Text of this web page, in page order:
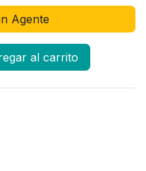
Agente
al carrito